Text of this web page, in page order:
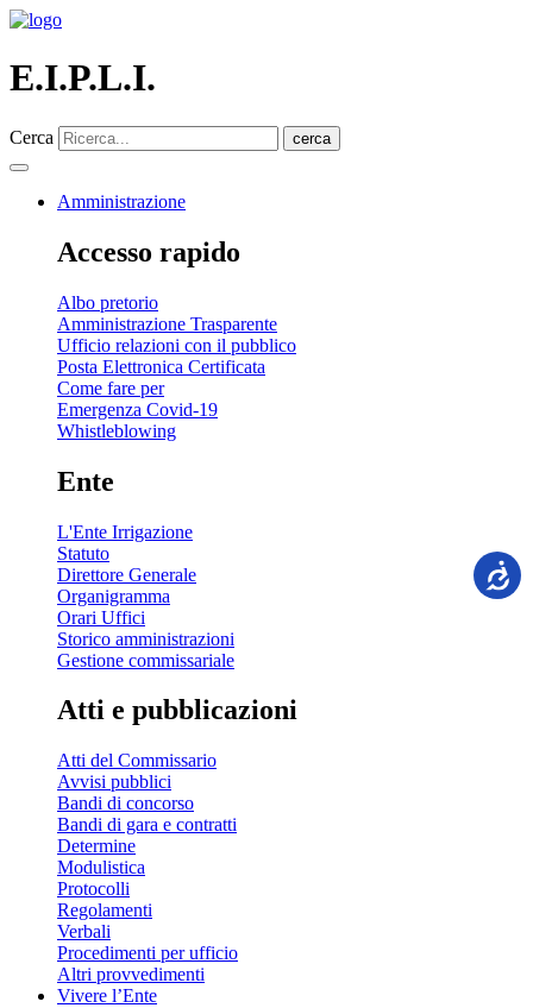
E.I.P.L.I.
Cerca cerca
Amministrazione
Accesso rapido
Albo pretorio
Amministrazione Trasparente
Ufficio relazioni con il pubblico
Posta Elettronica Certificata
Come fare per
Emergenza Covid-19
Whistleblowing
Ente
L'Ente Irrigazione
Statuto
Direttore Generale
Organigramma
Orari Uffici
Storico amministrazioni
Gestione commissariale
Atti e pubblicazioni
Atti del Commissario
Avvisi pubblici
Bandi di concorso
Bandi di gara e contratti
Determine
Modulistica
Protocolli
Regolamenti
Verbali
Procedimenti per ufficio
Altri provvedimenti
Vivere l’Ente